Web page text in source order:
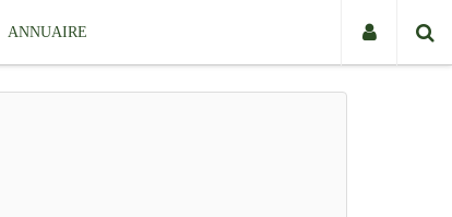
ANNUAIRE